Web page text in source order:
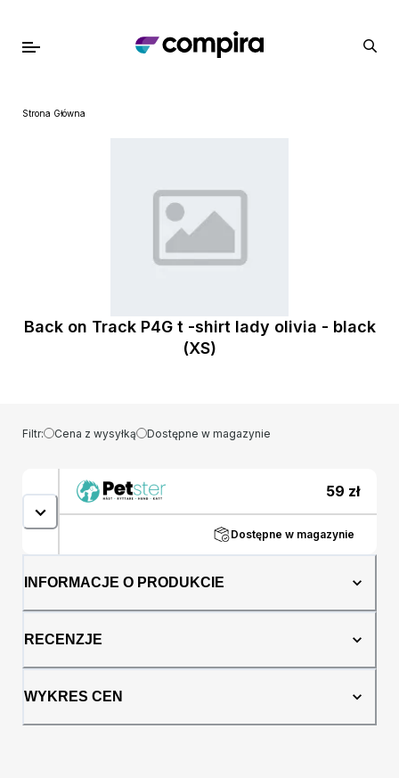
Strona Główna
Back on Track P4G t -shirt lady olivia - black
(XS)
Filtr: Cena z wysyłką Dostępne w magazynie
59 zł
Dostępne w magazynie
INFORMACJE O PRODUKCIE
RECENZJE
WYKRES CEN